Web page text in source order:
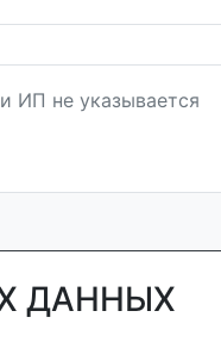
ИП не указывается
ДАННЫХ